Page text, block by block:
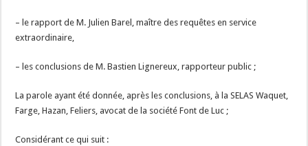
– le rapport de M. Julien Barel, maître des requêtes en service
extraordinaire,
– les conclusions de M. Bastien Lignereux, rapporteur public ;
La parole ayant été donnée, après les conclusions, à la SELAS Waquet,
Farge, Hazan, Feliers, avocat de la société Font de Luc ;
Considérant ce qui suit :